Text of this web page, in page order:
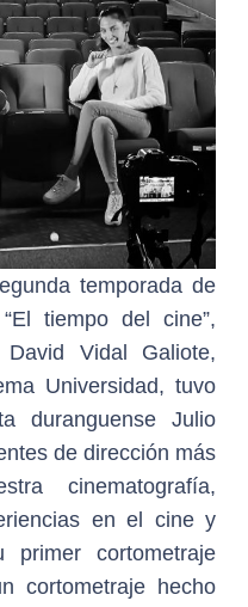
temporada de
tiempo del cine”,
Vidal Galiote,
Universidad, tuvo
duranguense Julio
de dirección más
cinematografía,
en el cine y
cortometraje
cortometraje hecho